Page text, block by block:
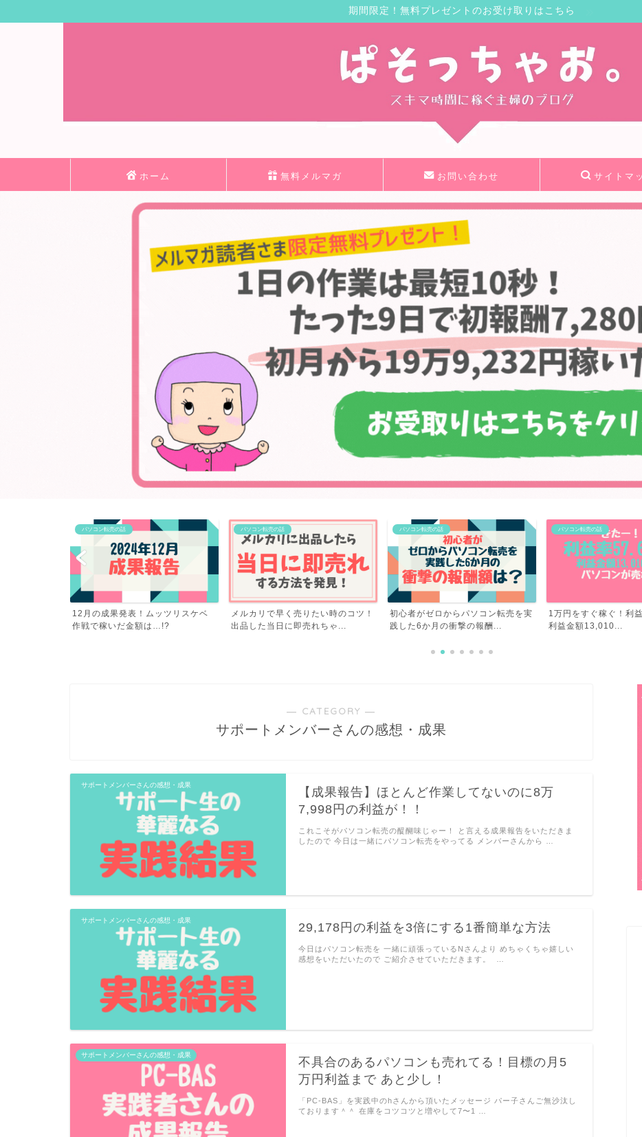
期間限定！無料プレゼントのお受け取りはこちら
ホーム 無料メルマガ お問い合わせ サイトマ
パソコン転売の話
メルカリで早く売りたい時のコツ！
出品した当日に即売れちゃ...
パソコン転売の話
初心者がゼロからパソコン転売を実
践した6か月の衝撃の報酬...
パソコン転売の話
1万円をすぐ稼ぐ！利益率57.6％！
利益金額13,010...
パソコン転売の話
ブログを辞めてパソコ
めてよかったこと13選
― CATEGORY ―
サポートメンバーさんの感想・成果
サポートメンバーさんの感想・成果
【成果報告】ほとんど作業してないのに8万
7,998円の利益が！！
これこそがパソコン転売の醍醐味じゃー！ と言える成果報告をいただきま
したので 今日は一緒にパソコン転売をやってる メンバーさんから …
サポートメンバーさんの感想・成果
29,178円の利益を3倍にする1番簡単な方法
今日はパソコン転売を 一緒に頑張っているNさんより めちゃくちゃ嬉しい
感想をいただいたので ご紹介させていただきます。 …
サポートメンバーさんの感想・成果
不具合のあるパソコンも売れてる！目標の月5
万円利益まで あと少し！
「PC-BAS」を実践中のhさんから頂いたメッセージ パー子さんご無沙汰し
ております＾＾ 在庫をコツコツと増やして7〜1 …